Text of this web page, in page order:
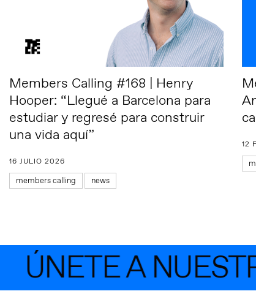
Members Calling #168 | Henry
Hooper: “Llegué a Barcelona para
estudiar y regresé para construir
una vida aquí”
16 JULIO 2026
members calling news
12
ÚNETE A